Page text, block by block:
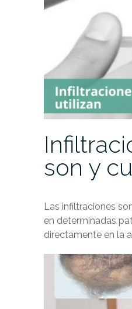
son y
Las infiltraciones
en determinadas
directamente en la